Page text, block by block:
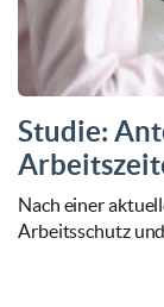
Studie:
Nach einer
Arbeitsschutz